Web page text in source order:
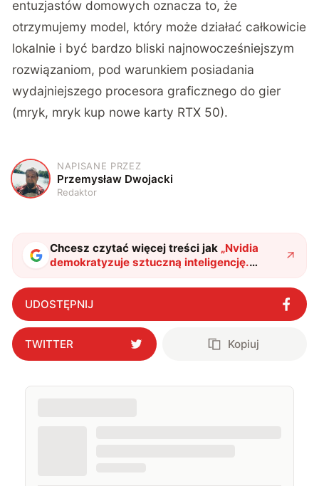
entuzjastów domowych oznacza to, że
otrzymujemy model, który może działać całkowicie
lokalnie i być bardzo bliski najnowocześniejszym
rozwiązaniom, pod warunkiem posiadania
wydajniejszego procesora graficznego do gier
(mryk, mryk kup nowe karty RTX 50).
P
NAPISANE PRZEZ
Przemysław Dwojacki
Redaktor
Chcesz czytać więcej treści jak „Nvidia
demokratyzuje sztuczną inteligencję.
Cztery nowe modele rozumowania
dostępne dla wszystkich"?
UDOSTĘPNIJ
TWITTER Kopiuj